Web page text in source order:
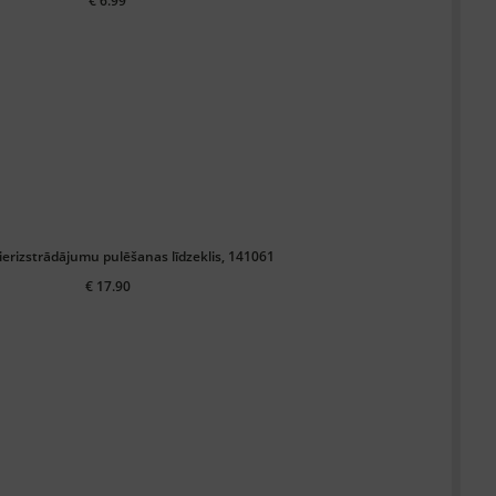
pulēšanas līdzeklis, 141061
€ 17.90